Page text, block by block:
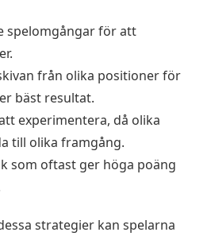
spelomgångar för att
från olika positioner för
bäst resultat.
experimentera, då olika
till olika framgång.
som oftast ger höga poäng
strategier kan spelarna